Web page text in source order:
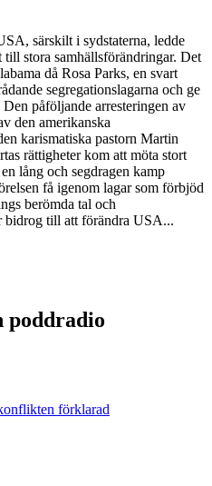
särskilt i sydstaterna, ledde
stora samhällsförändringar. Det
då Rosa Parks, en svart
segregationslagarna och ge
påföljande arresteringen av
den amerikanska
karismatiska pastorn Martin
rättigheter kom att möta stort
lång och segdragen kamp
få igenom lagar som förbjöd
berömda tal och
bidrog till att förändra USA...
poddradio
förklarad